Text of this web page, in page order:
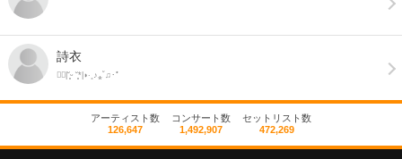
詩衣
◖ฺ|˘͈ᵕ ˘͈*|◗·˳♪⁎˚♫･ﾟ
アーティスト数
126,647
コンサート数
1,492,907
セットリスト数
472,269